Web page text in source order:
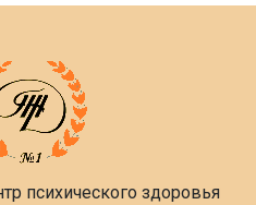
психического здоровья